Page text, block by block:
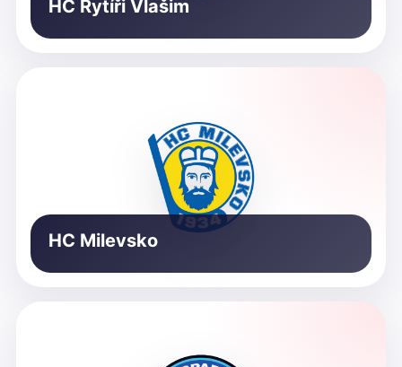
HC Rytíři Vlašim
HC Milevsko